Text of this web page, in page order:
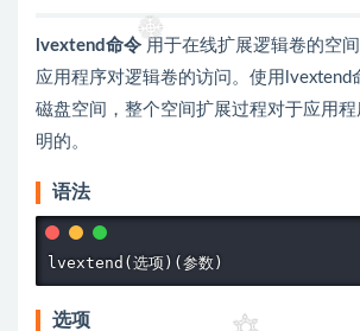
lvextend命令 用于在线扩展逻辑卷的空
应用程序对逻辑卷的访问。使用lvextend
磁盘空间，整个空间扩展过程对于应用
明的。
语法
选项